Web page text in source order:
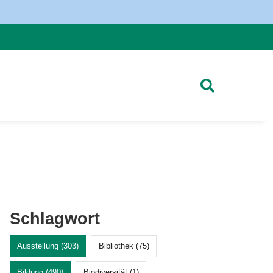
Schlagwort
Ausstellung (303) Bibliothek (75)